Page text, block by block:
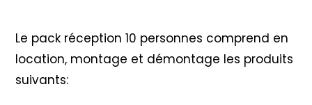
Le pack réception 10 personnes comprend en
location, montage et démontage les produits
suivants: